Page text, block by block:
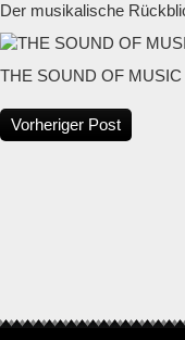
Der musikalische
THE SOUND OF MUSIC
Vorheriger Post